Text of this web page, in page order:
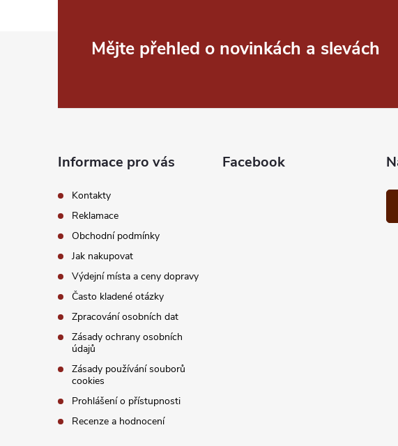
Mějte přehled o novinkách a slevách
Informace pro vás
Kontakty
Reklamace
Obchodní podmínky
Jak nakupovat
Výdejní místa a ceny dopravy
Často kladené otázky
Zpracování osobních dat
Zásady ochrany osobních
údajů
Zásady používání souborů
cookies
Prohlášení o přístupnosti
Recenze a hodnocení
Facebook